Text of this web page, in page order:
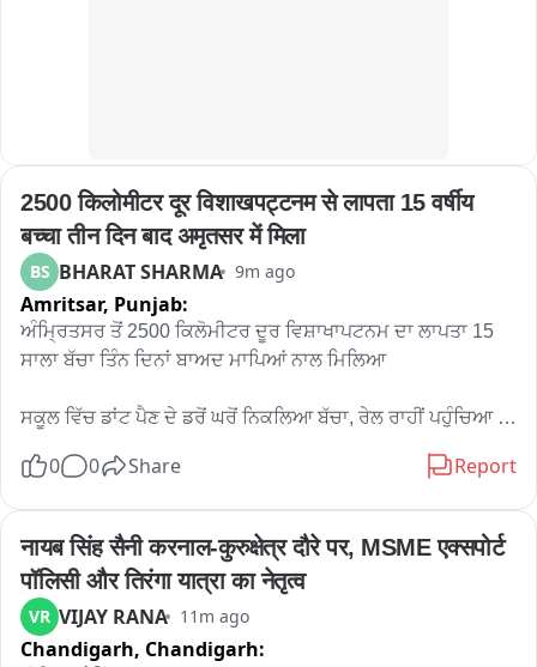
2500 किलोमीटर दूर विशाखपट्टनम से लापता 15 वर्षीय
बच्चा तीन दिन बाद अमृतसर में मिला
BS BHARAT SHARMA 9m ago
Amritsar, Punjab:
ਅੰਮ੍ਰਿਤਸਰ ਤੋਂ 2500 ਕਿਲੋਮੀਟਰ ਦੂਰ ਵਿਸ਼ਾਖਾਪਟਨਮ ਦਾ ਲਾਪਤਾ 15
ਸਾਲਾ ਬੱਚਾ ਤਿੰਨ ਦਿਨਾਂ ਬਾਅਦ ਮਾਪਿਆਂ ਨਾਲ ਮਿਲਿਆ
ਸਕੂਲ ਵਿੱਚ ਡਾਂਟ ਪੈਣ ਦੇ ਡਰੋਂ ਘਰੋਂ ਨਿਕਲਿਆ ਬੱਚਾ, ਰੇਲ ਰਾਹੀਂ ਪਹੁੰਚਿਆ
ਪਰਿਵਾਰ ਤੱਕ ਪਹੁੰਚਿਆ ਬੱਚਾ
ਅੰਮ੍ਰਿਤਸਰ ਬੱਸ ਸਟੈਂਡ ਨੇੜੇ ਕਰੀਬ 20 ਦਿਨਾਂ ਦੀ ਨੰਨੀ ਬੱਚੀ ਲਾਵਾਰਿਸ
ਮਿਲੀ, ਬਾਲ ਕਲਿਆਣ ਸਮਿਤੀ ਨੇ ਸੰਭਾਲਿਆ
0 0 Share Report
नायब सिंह सैनी करनाल-कुरुक्षेत्र दौरे पर, MSME एक्सपोर्ट
पॉलिसी और तिरंगा यात्रा का नेतृत्व
VR VIJAY RANA 11m ago
Chandigarh, Chandigarh: